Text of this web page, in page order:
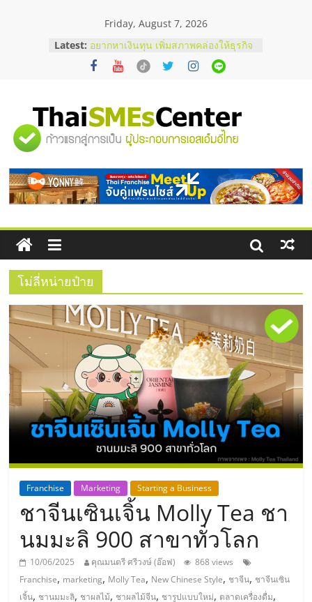
Friday, August 7, 2026
Latest: บริษัท Cybersecurity ในไทยที่ไหนดี?
วิธีเลือกผู้ให้บริการให้คุ้มค่าและตอบ
โจทย์ธุรกิจ
สัมมนาออนไลน์ โอกาสบริหารสถานี
บริการน้ำมัน Shell
สัมมนาลงทุน แฟรนไชส์ยอนนี่
ไชส์ ครั้งที่ 8
ร้านเครื่องเสียงคุณภาพสูง พร้อม
โซลูชันระบบภาพและเสียง
"ศูนย์
รวม
ข้อมูล
ธุรกิจ
SME
แห่ง
ประเทศไทย,
ThaiSMEsCenter,
รวม
ธุรกิจ
เอ
ส
โม่ลี่หน่ายป๋าย
Franchise Marketing Starting a Business
ชาจีนเซินเจิ้น Molly Tea ชา
นมมะลิ 900 สาขาทั่วโลก
10/06/2025 คุณมนตรี ศรีวงษ์ (อ๊อฟ)
868 views
Franchise, marketing, Molly Tea, New Chinese Style, ชาจีน, ชาจีนเซิน
เจิ้น, ชานมมะลิ, ชาผลไม้, ชาผลไม้จีน, ชารูปแบบใหม่, ตลาดเครื่องดื่ม,